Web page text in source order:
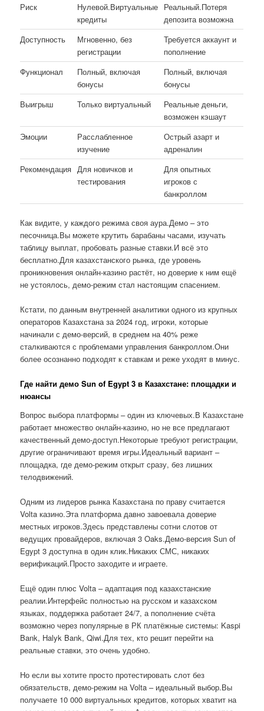
Риск
Нулевой.Виртуальные
кредиты
Реальный.Потеря
депозита возможна
Доступность
Мгновенно, без
регистрации
Требуется аккаунт и
пополнение
Функционал
Полный, включая
бонусы
Полный, включая
бонусы
Выигрыш
Только виртуальный
Реальные деньги,
возможен кэшаут
Эмоции
Расслабленное
изучение
Острый азарт и
адреналин
Рекомендация Для новичков и
тестирования
Для опытных
игроков с
банкроллом
Как видите, у каждого режима своя аура.Демо – это
песочница.Вы можете крутить барабаны часами, изучать
таблицу выплат, пробовать разные ставки.И всё это
бесплатно.Для казахстанского рынка, где уровень
проникновения онлайн-казино растёт, но доверие к ним ещё
не устоялось, демо-режим стал настоящим спасением.
Кстати, по данным внутренней аналитики одного из крупных
операторов Казахстана за 2024 год, игроки, которые
начинали с демо-версий, в среднем на 40% реже
сталкиваются с проблемами управления банкроллом.Они
более осознанно подходят к ставкам и реже уходят в минус.
Где найти демо Sun of Egypt 3 в Казахстане: площадки и
нюансы
Вопрос выбора платформы – один из ключевых.В Казахстане
работает множество онлайн-казино, но не все предлагают
качественный демо-доступ.Некоторые требуют регистрации,
другие ограничивают время игры.Идеальный вариант –
площадка, где демо-режим открыт сразу, без лишних
телодвижений.
Одним из лидеров рынка Казахстана по праву считается
Volta казино.Эта платформа давно завоевала доверие
местных игроков.Здесь представлены сотни слотов от
ведущих провайдеров, включая 3 Oaks.Демо-версия Sun of
Egypt 3 доступна в один клик.Никаких СМС, никаких
верификаций.Просто заходите и играете.
Ещё один плюс Volta – адаптация под казахстанские
реалии.Интерфейс полностью на русском и казахском
языках, поддержка работает 24/7, а пополнение счёта
возможно через популярные в РК платёжные системы: Kaspi
Bank, Halyk Bank, Qiwi.Для тех, кто решит перейти на
реальные ставки, это очень удобно.
Но если вы хотите просто протестировать слот без
обязательств, демо-режим на Volta – идеальный выбор.Вы
получаете 10 000 виртуальных кредитов, которых хватит на